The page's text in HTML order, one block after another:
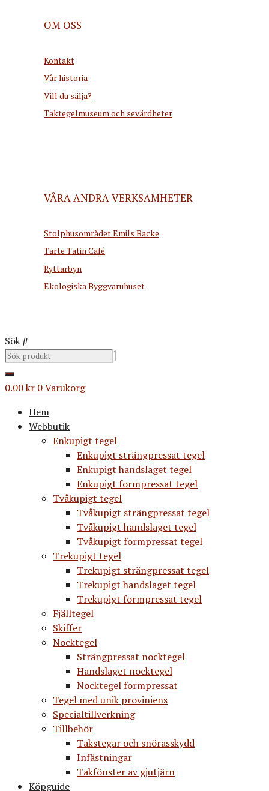
OM OSS
Kontakt
Vår historia
Vill du sälja?
Taktegelmuseum och sevärdheter
VÅRA ANDRA VERKSAMHETER
Stolphusområdet Emils Backe
Tarte Tatin Café
Ryttarbyn
Ekologiska Byggvaruhuset
Sök
0.00kr 0Varukorg
Hem
Webbutik
Enkupigt tegel
Enkupigt strängpressat tegel
Enkupigt handslaget tegel
Enkupigt formpressat tegel
Tvåkupigt tegel
Tvåkupigt strängpressat tegel
Tvåkupigt handslaget tegel
Tvåkupigt formpressat tegel
Trekupigt tegel
Trekupigt strängpressat tegel
Trekupigt handslaget tegel
Trekupigt formpressat tegel
Fjälltegel
Skiffer
Nocktegel
Strängpressat nocktegel
Handslaget nocktegel
Nocktegel formpressat
Tegel med unik proviniens
Specialtillverkning
Tillbehör
Takstegar och snörasskydd
Infästningar
Takfönster av gjutjärn
Köpguide